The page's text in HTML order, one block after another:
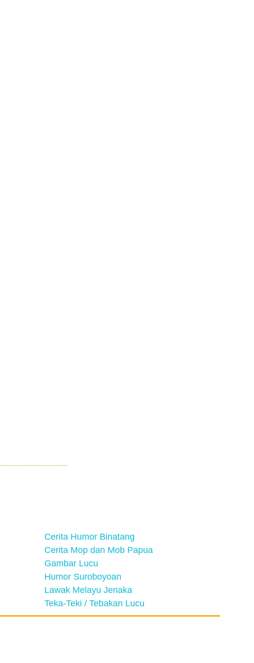
Cerita Humor Binatang
Cerita Mop dan Mob Papua
Gambar Lucu
Humor Suroboyoan
Lawak Melayu Jenaka
Teka-Teki / Tebakan Lucu